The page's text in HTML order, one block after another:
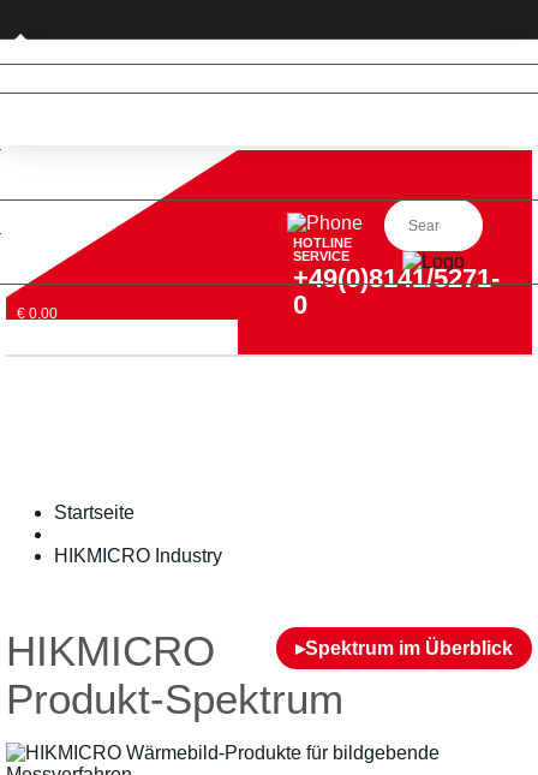
Privatkunde (nur DE)
€ 0,00
HOTLINE
SERVICE
+49(0)8141/5271-
0
Startseite
HIKMICRO Industry
▸Spektrum im Überblick
HIKMICRO
Produkt-Spektrum